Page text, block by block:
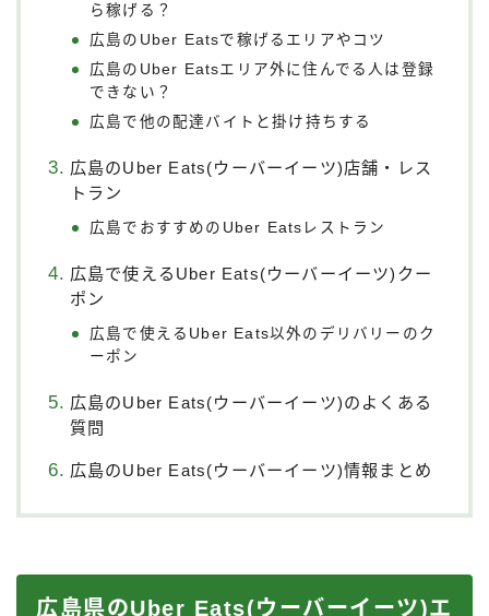
ら稼げる？
広島のUber Eatsで稼げるエリアやコツ
広島のUber Eatsエリア外に住んでる人は登録
できない？
広島で他の配達バイトと掛け持ちする
広島のUber Eats(ウーバーイーツ)店舗・レス
トラン
広島でおすすめのUber Eatsレストラン
広島で使えるUber Eats(ウーバーイーツ)クー
ポン
広島で使えるUber Eats以外のデリバリーのク
ーポン
広島のUber Eats(ウーバーイーツ)のよくある
質問
広島のUber Eats(ウーバーイーツ)情報まとめ
広島県のUber Eats(ウーバーイーツ)エ